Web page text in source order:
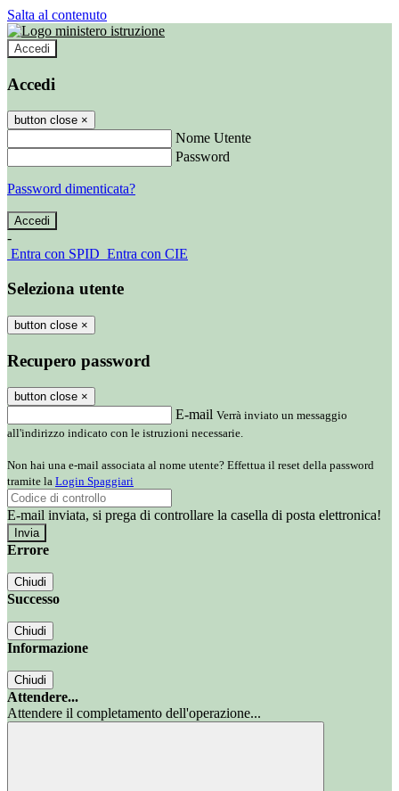
Salta al contenuto
Accedi
Accedi
button close ×
Nome Utente
Password
Password dimenticata?
-
Entra con SPID Entra con CIE
Seleziona utente
button close ×
Recupero password
button close ×
E-mail Verrà inviato un messaggio
all'indirizzo indicato con le istruzioni necessarie.
Non hai una e-mail associata al nome utente? Effettua il reset della password
tramite la Login Spaggiari
E-mail inviata, si prega di controllare la casella di posta elettronica!
Errore
Chiudi
Successo
Chiudi
Informazione
Chiudi
Attendere...
Attendere il completamento dell'operazione...